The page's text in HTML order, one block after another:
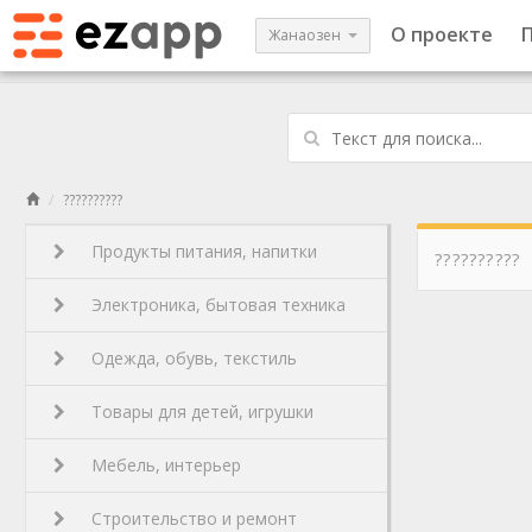
Жанаозен О проекте
??????????
Продукты питания, напитки
Электроника, бытовая техника
Одежда, обувь, текстиль
Товары для детей, игрушки
Мебель, интерьер
Строительство и ремонт
??????????